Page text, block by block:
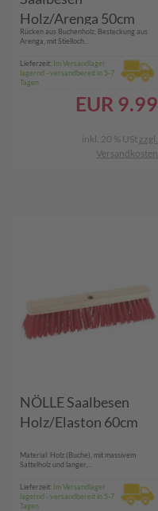
Holz/Arenga 50cm
Rücken aus Buchenholz, Besteckung aus
Arenga, mit Stielloch...
Lieferzeit: Im Versandlager
lagernd - versandbereit in 5-7
Tagen
EUR 9.99
inkl. 20 % USt zzgl.
Versandkosten
NÖLLE Saalbesen
Holz/Elaston 60cm
Material: Holz (Buche), mit massivem
Sattelholz und langer,...
Lieferzeit: Im Versandlager
lagernd - versandbereit in 5-7
Tagen